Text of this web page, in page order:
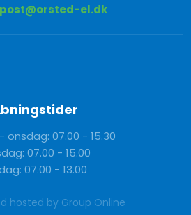
post@orsted-el.dk
onsdag: 07.00 - 15.30
07.00 - 15.00
07.00 - 13.00
hosted by Group Online